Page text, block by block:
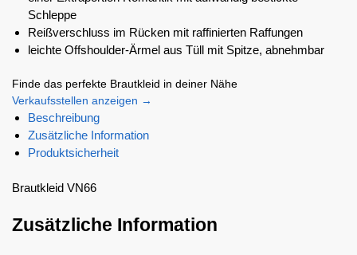
Schleppe
Reißverschluss im Rücken mit raffinierten Raffungen
leichte Offshoulder-Ärmel aus Tüll mit Spitze, abnehmbar
Finde das perfekte Brautkleid in deiner Nähe
Verkaufsstellen anzeigen →
Beschreibung
Zusätzliche Information
Produktsicherheit
Brautkleid VN66
Zusätzliche Information